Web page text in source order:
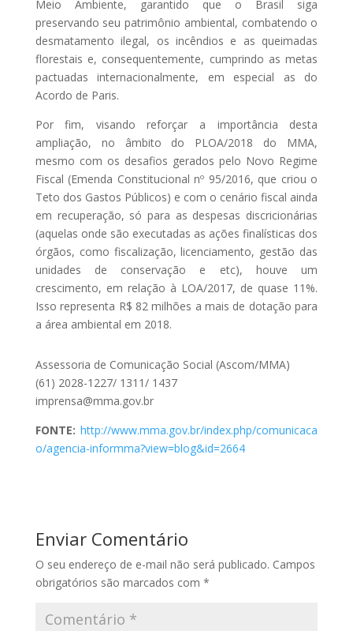
Meio Ambiente, garantido que o Brasil siga
preservando seu patrimônio ambiental, combatendo o
desmatamento ilegal, os incêndios e as queimadas
florestais e, consequentemente, cumprindo as metas
pactuadas internacionalmente, em especial as do
Acordo de Paris.
Por fim, visando reforçar a importância desta
ampliação, no âmbito do PLOA/2018 do MMA,
mesmo com os desafios gerados pelo Novo Regime
Fiscal (Emenda Constitucional nº 95/2016, que criou o
Teto dos Gastos Públicos) e com o cenário fiscal ainda
em recuperação, só para as despesas discricionárias
(aquelas onde são executadas as ações finalísticas dos
órgãos, como fiscalização, licenciamento, gestão das
unidades de conservação e etc), houve um
crescimento, em relação à LOA/2017, de quase 11%.
Isso representa R$ 82 milhões a mais de dotação para
a área ambiental em 2018.
Assessoria de Comunicação Social (Ascom/MMA)
(61) 2028-1227/ 1311/ 1437
imprensa@mma.gov.br
FONTE: http://www.mma.gov.br/index.php/comunicaca
o/agencia-informma?view=blog&id=2664
Enviar Comentário
O seu endereço de e-mail não será publicado. Campos
obrigatórios são marcados com *